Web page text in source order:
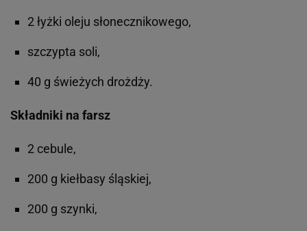
2 łyżki oleju słonecznikowego,
szczypta soli,
40 g świeżych drożdży.
Składniki na farsz
2 cebule,
200 g kiełbasy śląskiej,
200 g szynki,